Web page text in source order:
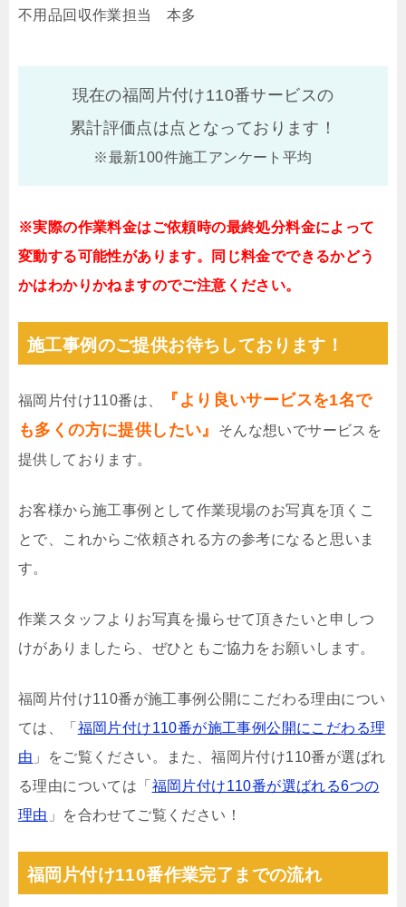
不用品回収作業担当 本多
現在の福岡片付け110番サービスの
累計評価点は点となっております！
※最新100件施工アンケート平均
※実際の作業料金はご依頼時の最終処分料金によって
変動する可能性があります。同じ料金でできるかどう
かはわかりかねますのでご注意ください。
施工事例のご提供お待ちしております！
福岡片付け110番は、
『より良いサービスを1名で
も多くの方に提供したい』
そんな想いでサービスを
提供しております。
お客様から施工事例として作業現場のお写真を頂くこ
とで、これからご依頼される方の参考になると思いま
す。
作業スタッフよりお写真を撮らせて頂きたいと申しつ
けがありましたら、ぜひともご協力をお願いします。
福岡片付け110番が施工事例公開にこだわる理由につい
ては、「 福岡片付け110番が施工事例公開にこだわる理
由 」をご覧ください。また、福岡片付け110番が選ばれ
る理由については「 福岡片付け110番が選ばれる6つの
理由 」を合わせてご覧ください！
福岡片付け110番作業完了までの流れ